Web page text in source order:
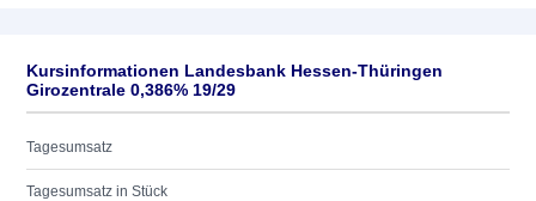
Kursinformationen Landesbank Hessen-Thüringen
Girozentrale 0,386% 19/29
Tagesumsatz
Tagesumsatz in Stück